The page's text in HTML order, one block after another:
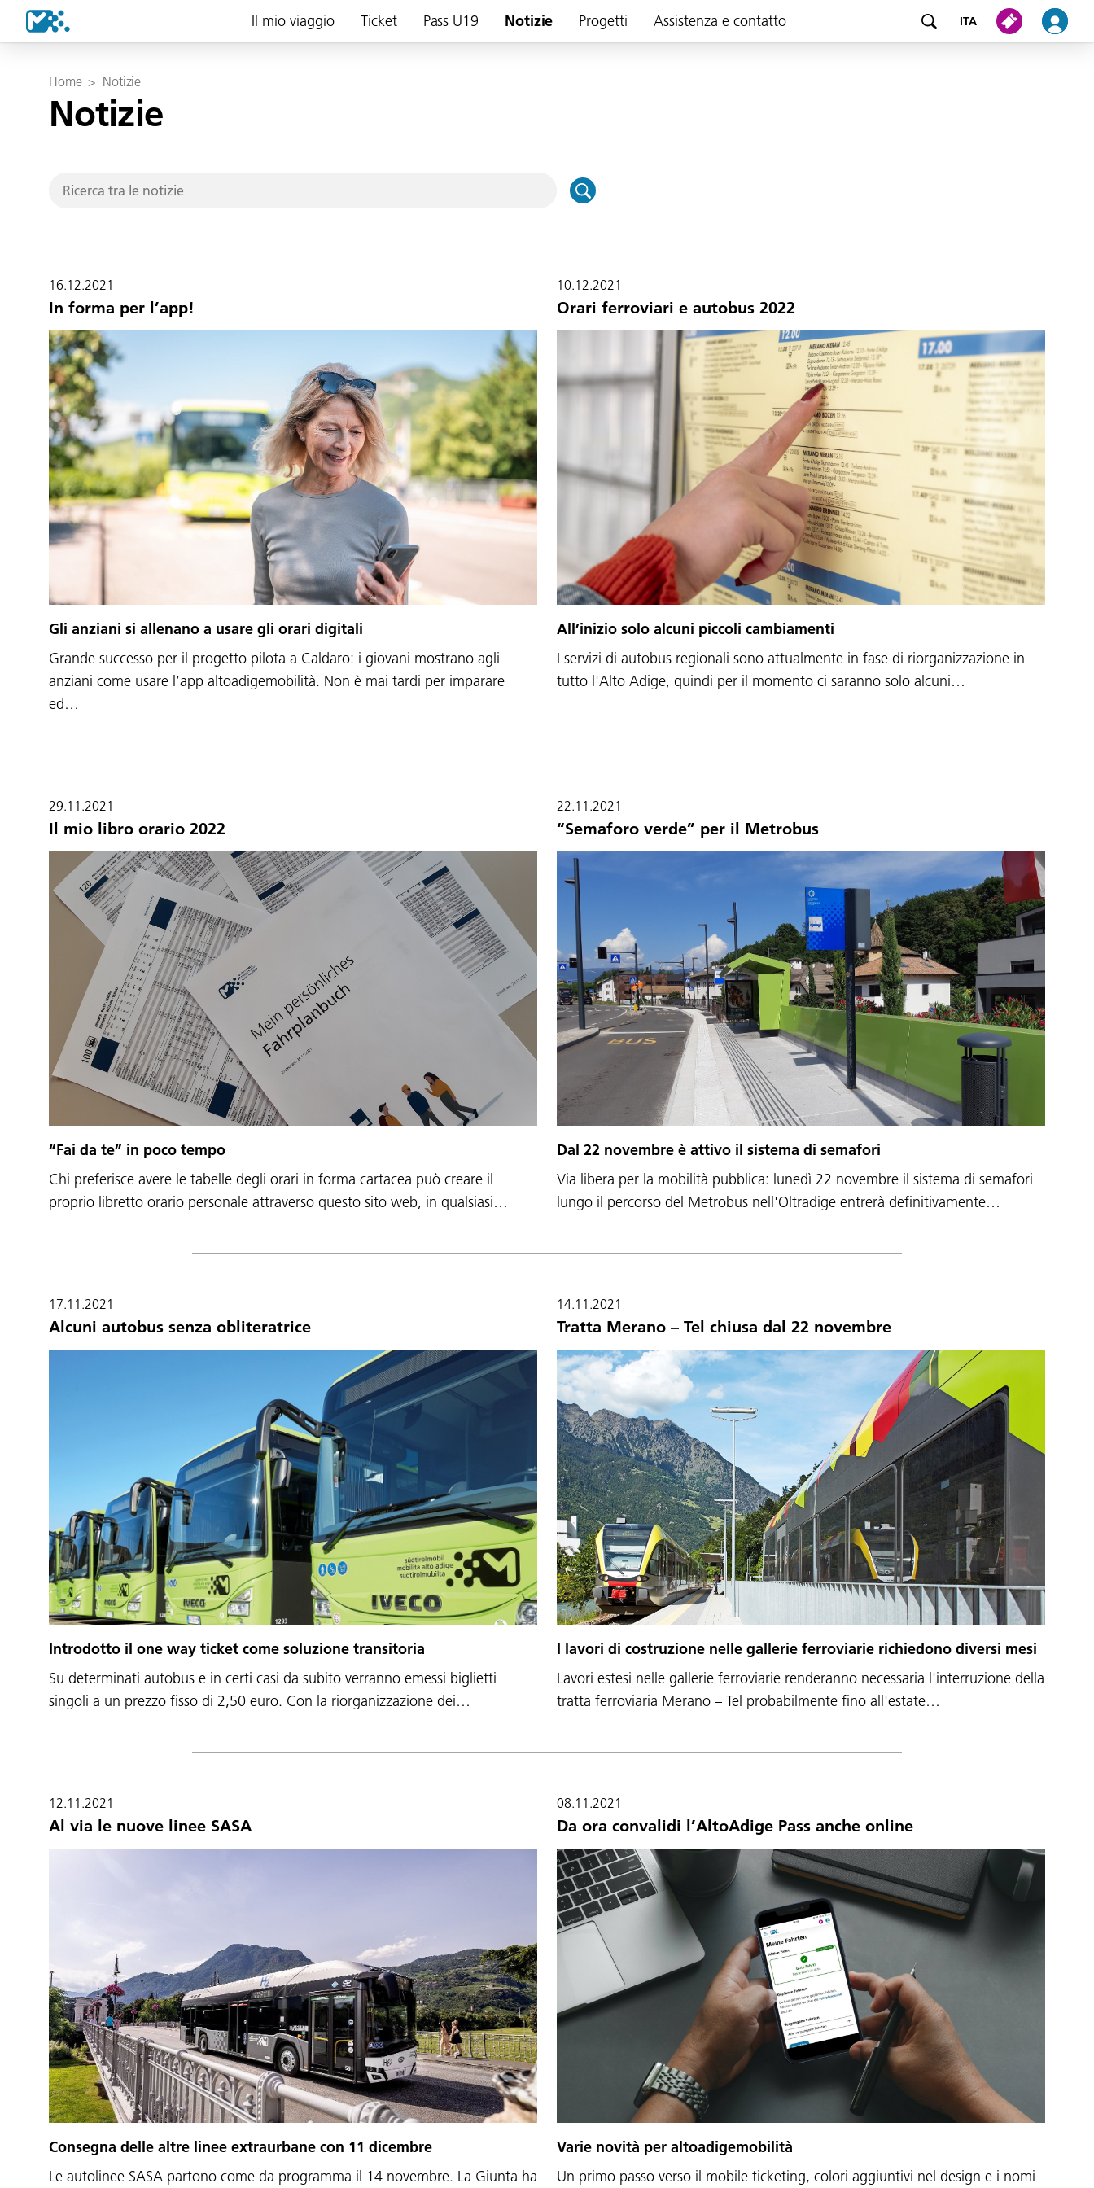
Il mio viaggio Ticket Pass U19 Notizie Progetti Assistenza e contatto ITA
Home > Notizie
Notizie
16.12.2021
In forma per l’app!
Gli anziani si allenano a usare gli orari digitali
Grande successo per il progetto pilota a Caldaro: i giovani mostrano agli
anziani come usare l’app altoadigemobilità. Non è mai tardi per imparare
ed…
10.12.2021
Orari ferroviari e autobus 2022
All’inizio solo alcuni piccoli cambiamenti
I servizi di autobus regionali sono attualmente in fase di riorganizzazione in
tutto l'Alto Adige, quindi per il momento ci saranno solo alcuni…
29.11.2021
Il mio libro orario 2022
“Fai da te” in poco tempo
Chi preferisce avere le tabelle degli orari in forma cartacea può creare il
proprio libretto orario personale attraverso questo sito web, in qualsiasi…
22.11.2021
“Semaforo verde” per il Metrobus
Dal 22 novembre è attivo il sistema di semafori
Via libera per la mobilità pubblica: lunedì 22 novembre il sistema di semafori
lungo il percorso del Metrobus nell'Oltradige entrerà definitivamente…
17.11.2021
Alcuni autobus senza obliteratrice
Introdotto il one way ticket come soluzione transitoria
Su determinati autobus e in certi casi da subito verranno emessi biglietti
singoli a un prezzo fisso di 2,50 euro. Con la riorganizzazione dei…
14.11.2021
Tratta Merano – Tel chiusa dal 22 novembre
I lavori di costruzione nelle gallerie ferroviarie richiedono diversi mesi
Lavori estesi nelle gallerie ferroviarie renderanno necessaria l'interruzione della
tratta ferroviaria Merano – Tel probabilmente fino all'estate…
12.11.2021
Al via le nuove linee SASA
Consegna delle altre linee extraurbane con 11 dicembre
Le autolinee SASA partono come da programma il 14 novembre. La Giunta ha
08.11.2021
Da ora convalidi l’AltoAdige Pass anche online
Varie novità per altoadigemobilità
Un primo passo verso il mobile ticketing, colori aggiuntivi nel design e i nomi